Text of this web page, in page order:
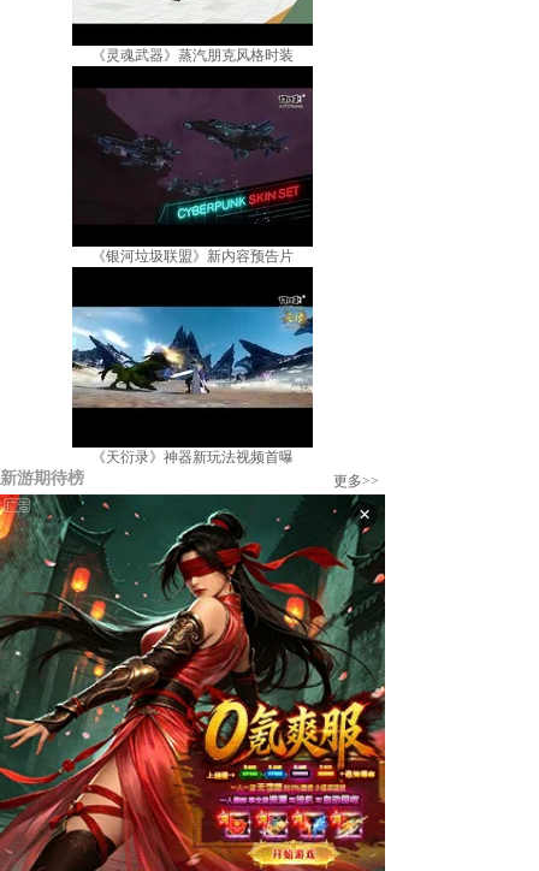
《灵魂武器》蒸汽朋克风格时装
《银河垃圾联盟》新内容预告片
《天衍录》神器新玩法视频首曝
新游期待榜 更多>>
×